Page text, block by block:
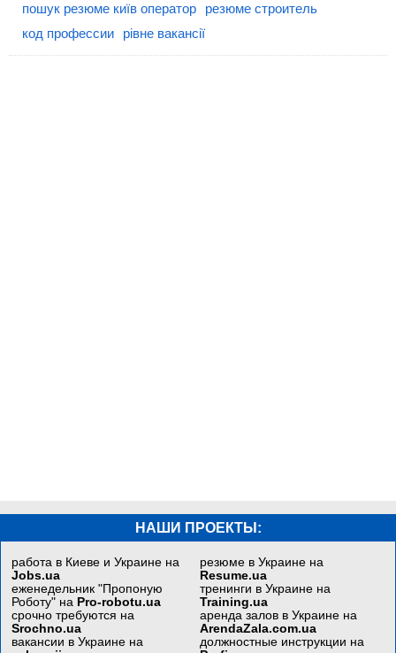
пошук резюме київ оператор
резюме строитель
код профессии
рівне вакансії
НАШИ ПРОЕКТЫ:
работа в Киеве и Украине на
Jobs.ua
еженедельник "Пропоную
Роботу" на Pro-robotu.ua
срочно требуются на
Srochno.ua
вакансии в Украине на
резюме в Украине на
Resume.ua
тренинги в Украине на
Training.ua
аренда залов в Украине на
ArendaZala.com.ua
должностные инструкции на